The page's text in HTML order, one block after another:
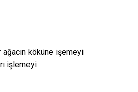
köküne işemeyi
işlemeyi